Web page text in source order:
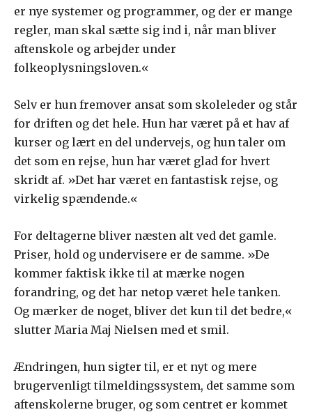
er nye systemer og programmer, og der er mange
regler, man skal sætte sig ind i, når man bliver
aftenskole og arbejder under
folkeoplysningsloven.«
Selv er hun fremover ansat som skoleleder og står
for driften og det hele. Hun har været på et hav af
kurser og lært en del undervejs, og hun taler om
det som en rejse, hun har været glad for hvert
skridt af. »Det har været en fantastisk rejse, og
virkelig spændende.«
For deltagerne bliver næsten alt ved det gamle.
Priser, hold og undervisere er de samme. »De
kommer faktisk ikke til at mærke nogen
forandring, og det har netop været hele tanken.
Og mærker de noget, bliver det kun til det bedre,«
slutter Maria Maj Nielsen med et smil.
Ændringen, hun sigter til, er et nyt og mere
brugervenligt tilmeldingssystem, det samme som
aftenskolerne bruger, og som centret er kommet